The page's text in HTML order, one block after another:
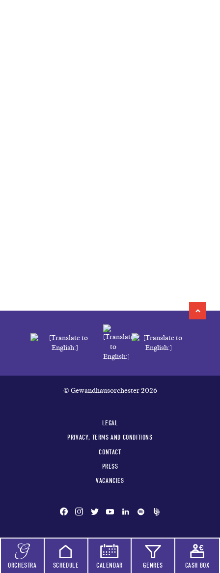
ORCHESTRA SCHEDULE CALENDAR GENRES CASH BOX
© Gewandhausorchester 2026
LEGAL
PRIVACY, TERMS AND CONDITIONS
CONTACT
PRESS
VACANCIES